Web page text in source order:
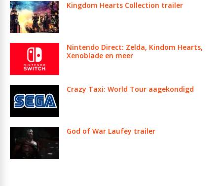
Kingdom Hearts Collection trailer
Nintendo Direct: Zelda, Kindom Hearts,
Xenoblade en meer
Crazy Taxi: World Tour aagekondigd
God of War Laufey trailer